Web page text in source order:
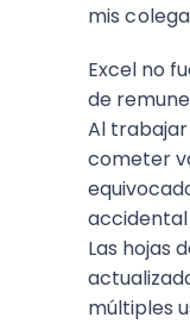
mis
Excel no
de
Al
cometer
accidental
Las hojas
múltiples